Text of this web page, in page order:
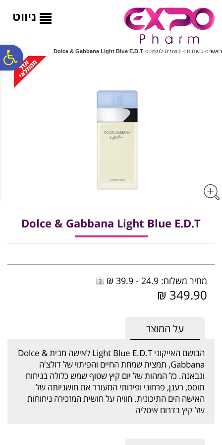
ניווט
ראשי > בשמים > בשמים לנשים >
Dolce & Gabbana Light Blue E.D.T
Dolce & Gabbana Light Blue E.D.T
מחיר משלוח: 24.9 - 39.9 ₪
349.90 ₪
על המוצר
הבושם האייקוני Light Blue E.D.T לאישה מבית Dolce &
Gabbana, תמצית שמחת החיים והפיתוי של דולצ'ה
וגבאנה. כל המהות של יום קיץ שטוף שמש כלולה בניחוח
תוסס, רענן, פרחוני ופירותי המעורר את חושניותה של
האישה הים התיכונית. חוויה על חושית המזכירה ניחוחות
של קיץ בדרום איטליה